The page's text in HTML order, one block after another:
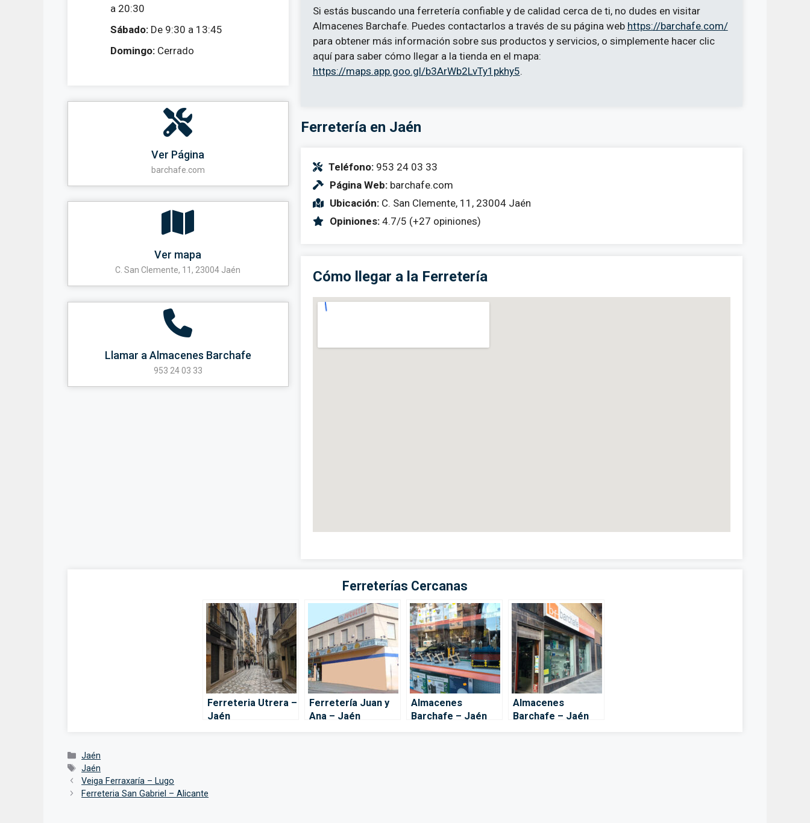
a 20:30
Sábado: De 9:30 a 13:45
Domingo: Cerrado
Ver Página
barchafe.com
Ver mapa
C. San Clemente, 11, 23004 Jaén
Llamar a Almacenes Barchafe
953 24 03 33
Si estás buscando una ferretería confiable y de calidad cerca de ti, no dudes en visitar
Almacenes Barchafe. Puedes contactarlos a través de su página web https://barchafe.com/
para obtener más información sobre sus productos y servicios, o simplemente hacer clic
aquí para saber cómo llegar a la tienda en el mapa:
https://maps.app.goo.gl/b3ArWb2LvTy1pkhy5.
Ferretería en Jaén
Teléfono:953 24 03 33
Página Web:barchafe.com
Ubicación:C. San Clemente, 11, 23004 Jaén
Opiniones:4.7/5 (+27 opiniones)
Cómo llegar a la Ferretería
Ferreterías Cercanas
Ferreteria Utrera –
Jaén
Ferretería Juan y
Ana – Jaén
Almacenes
Barchafe – Jaén
Almacenes
Barchafe – Jaén
Categorías
Jaén
Etiquetas
Jaén
Veiga Ferraxaría – Lugo
Ferreteria San Gabriel – Alicante